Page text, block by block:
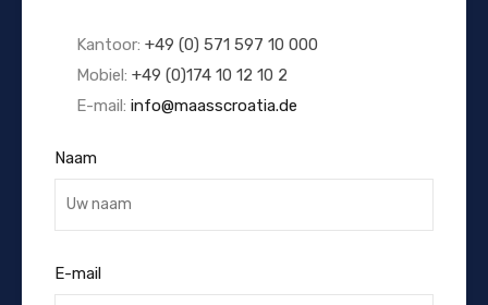
Kantoor: +49 (0) 571 597 10 000
Mobiel: +49 (0)174 10 12 10 2
E-mail: info@maasscroatia.de
Naam
E-mail